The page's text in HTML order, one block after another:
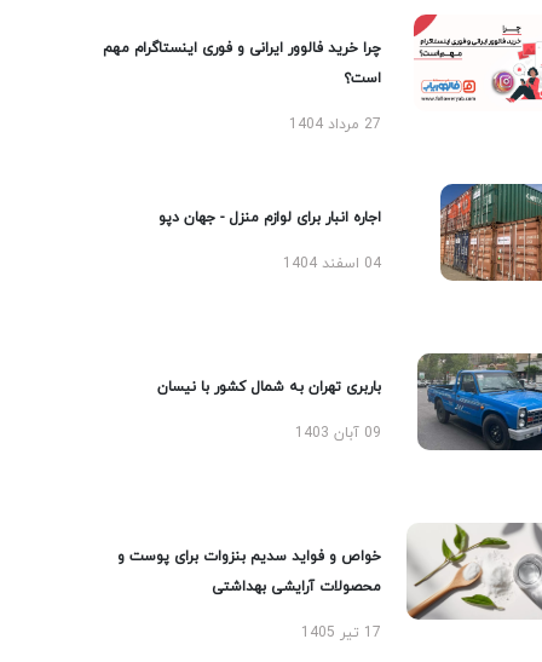
چرا خرید فالوور ایرانی و فوری اینستاگرام مهم
است؟
27 مرداد 1404
اجاره انبار برای لوازم منزل - جهان دپو
04 اسفند 1404
باربری تهران به شمال کشور با نیسان
09 آبان 1403
خواص و فواید سدیم بنزوات برای پوست و
محصولات آرایشی بهداشتی
17 تیر 1405